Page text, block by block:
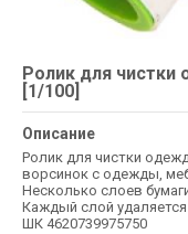
Ролик для чистки
[1/100]
Описание
Ролик для чистки
ворсинок с одежды,
Несколько слоев
Каждый слой
ШК 4620739975750